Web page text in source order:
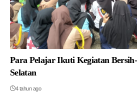
Para Pelajar Ikuti Kegiatan
Selatan
4 tahun ago